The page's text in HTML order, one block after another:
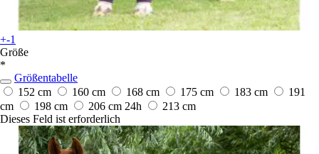
+-1
Größe
*
Größentabelle
152 cm
160 cm 168 cm 175 cm 183 cm
191
cm
198 cm 206 cm 24h
213 cm
Dieses Feld ist erforderlich